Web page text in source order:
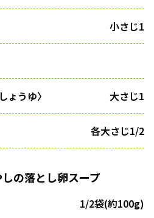
小さじ1
うゆ〉 大さじ1
各大さじ1/2
の落とし卵スープ
1/2袋(約100g)